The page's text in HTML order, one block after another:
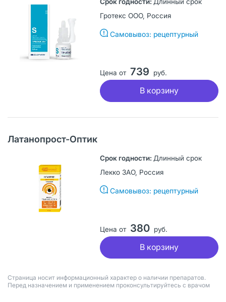
Гротекс ООО, Россия
Самовывоз: рецептурный
Цена от 739 руб.
В корзину
Латанопрост-Оптик
Длинный срок
Лекко ЗАО, Россия
Самовывоз: рецептурный
Цена от 380 руб.
В корзину
Страница носит информационный характер о наличии препаратов.
Перед назначением и применением проконсультируйтесь с врачом